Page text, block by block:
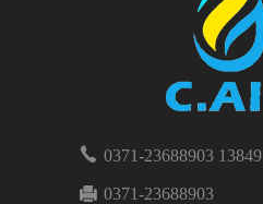
0371-23688903
0371-23688903